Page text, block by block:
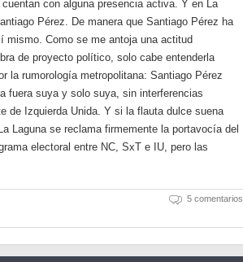
con alguna presencia activa. Y en La
Pérez. De manera que Santiago Pérez ha
mismo. Como se me antoja una actitud
de proyecto político, solo cabe entenderla
la rumorología metropolitana: Santiago Pérez
fuera suya y solo suya, sin interferencias
de Izquierda Unida. Y si la flauta dulce suena
Laguna se reclama firmemente la portavocía del
electoral entre NC, SxT e IU, pero las
5 comentarios